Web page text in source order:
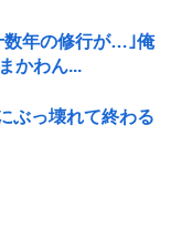
数年の修行が…｣俺
かわん...
ぶっ壊れて終わる